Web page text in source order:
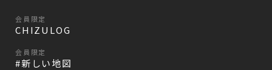
会員限定
CHIZULOG
会員限定
#新しい地図